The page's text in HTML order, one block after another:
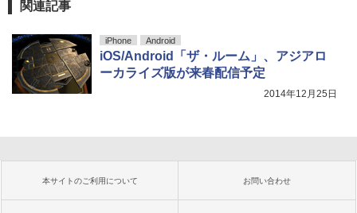
関連記事
iPhone Android
iOS/Android「ザ・ルーム」、アジアロ
ーカライズ版が来春配信予定
2014年12月25日
本サイトのご利用について お問い合わせ